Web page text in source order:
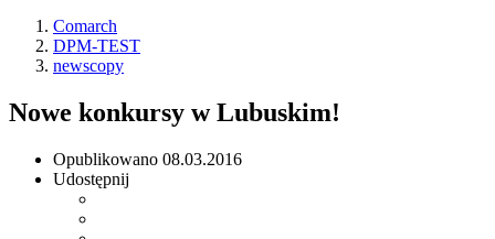
Comarch
DPM-TEST
newscopy
Nowe konkursy w Lubuskim!
Opublikowano 08.03.2016
Udostępnij